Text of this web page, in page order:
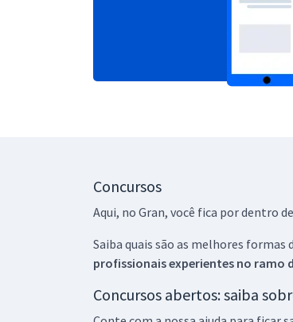
Concursos
Aqui, no Gran, você fica por dentro
Saiba quais são as melhores formas
profissionais experientes no ramo
Concursos abertos: saiba